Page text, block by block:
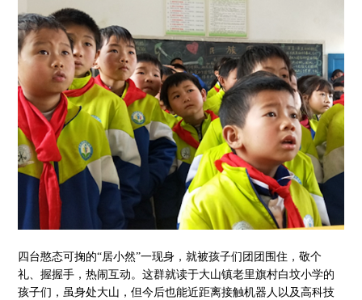
四台憨态可掬的“居小然”一现身，就被孩子们团团围住，敬个
礼、握握手，热闹互动。这群就读于大山镇老里旗村白坟小学的
孩子们，虽身处大山，但今后也能近距离接触机器人以及高科技